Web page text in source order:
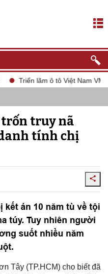
Triển lãm ô tô Việt Nam VMS
truy nã
tính chị
kết án 10 năm tù về tội
túy. Tuy nhiên người
suốt nhiều năm
Tây (TP.HCM) cho biết đã